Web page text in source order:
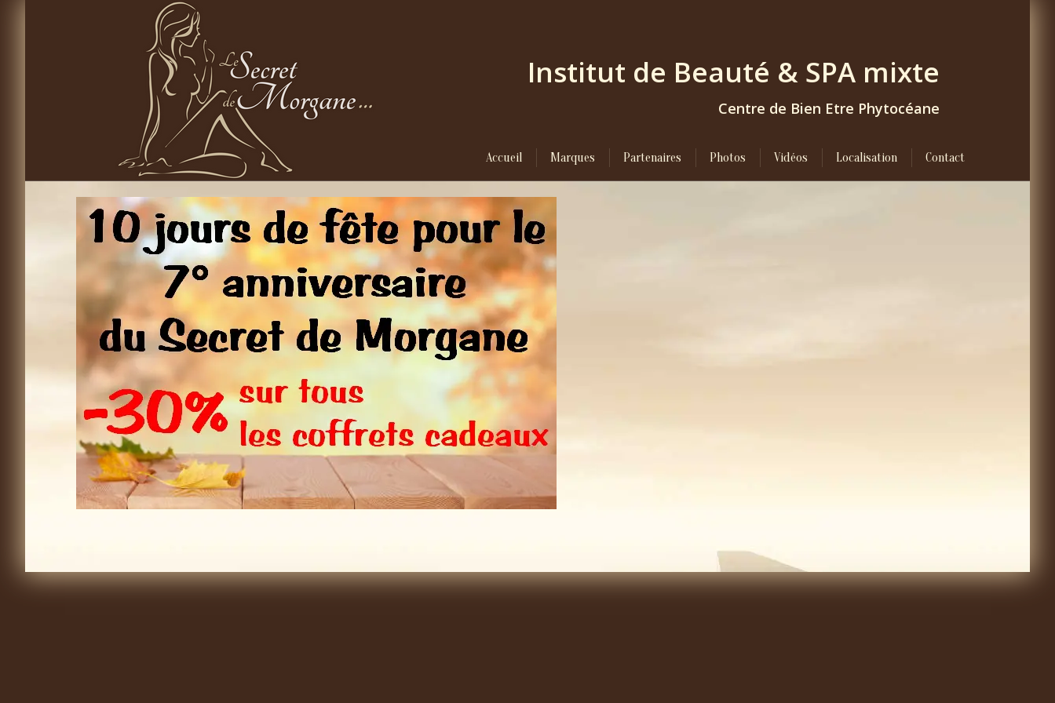
Institut de Beauté & SPA mixte
Centre de Bien Etre Phytocéane
Accueil Marques Partenaires Photos Vidéos Localisation Contact